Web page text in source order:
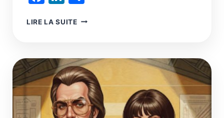
LIRE LA SUITEIA